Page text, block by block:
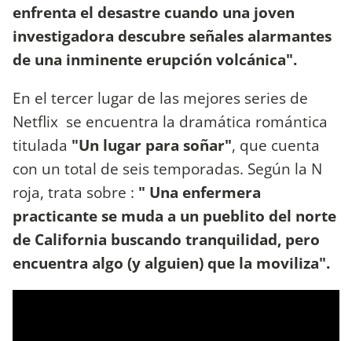
enfrenta el desastre cuando una joven
investigadora descubre señales alarmantes
de una inminente erupción volcánica".
En el tercer lugar de las mejores series de
Netflix se encuentra la dramática romántica
titulada "Un lugar para soñar", que cuenta
con un total de seis temporadas. Según la N
roja, trata sobre : " Una enfermera
practicante se muda a un pueblito del norte
de California buscando tranquilidad, pero
encuentra algo (y alguien) que la moviliza".